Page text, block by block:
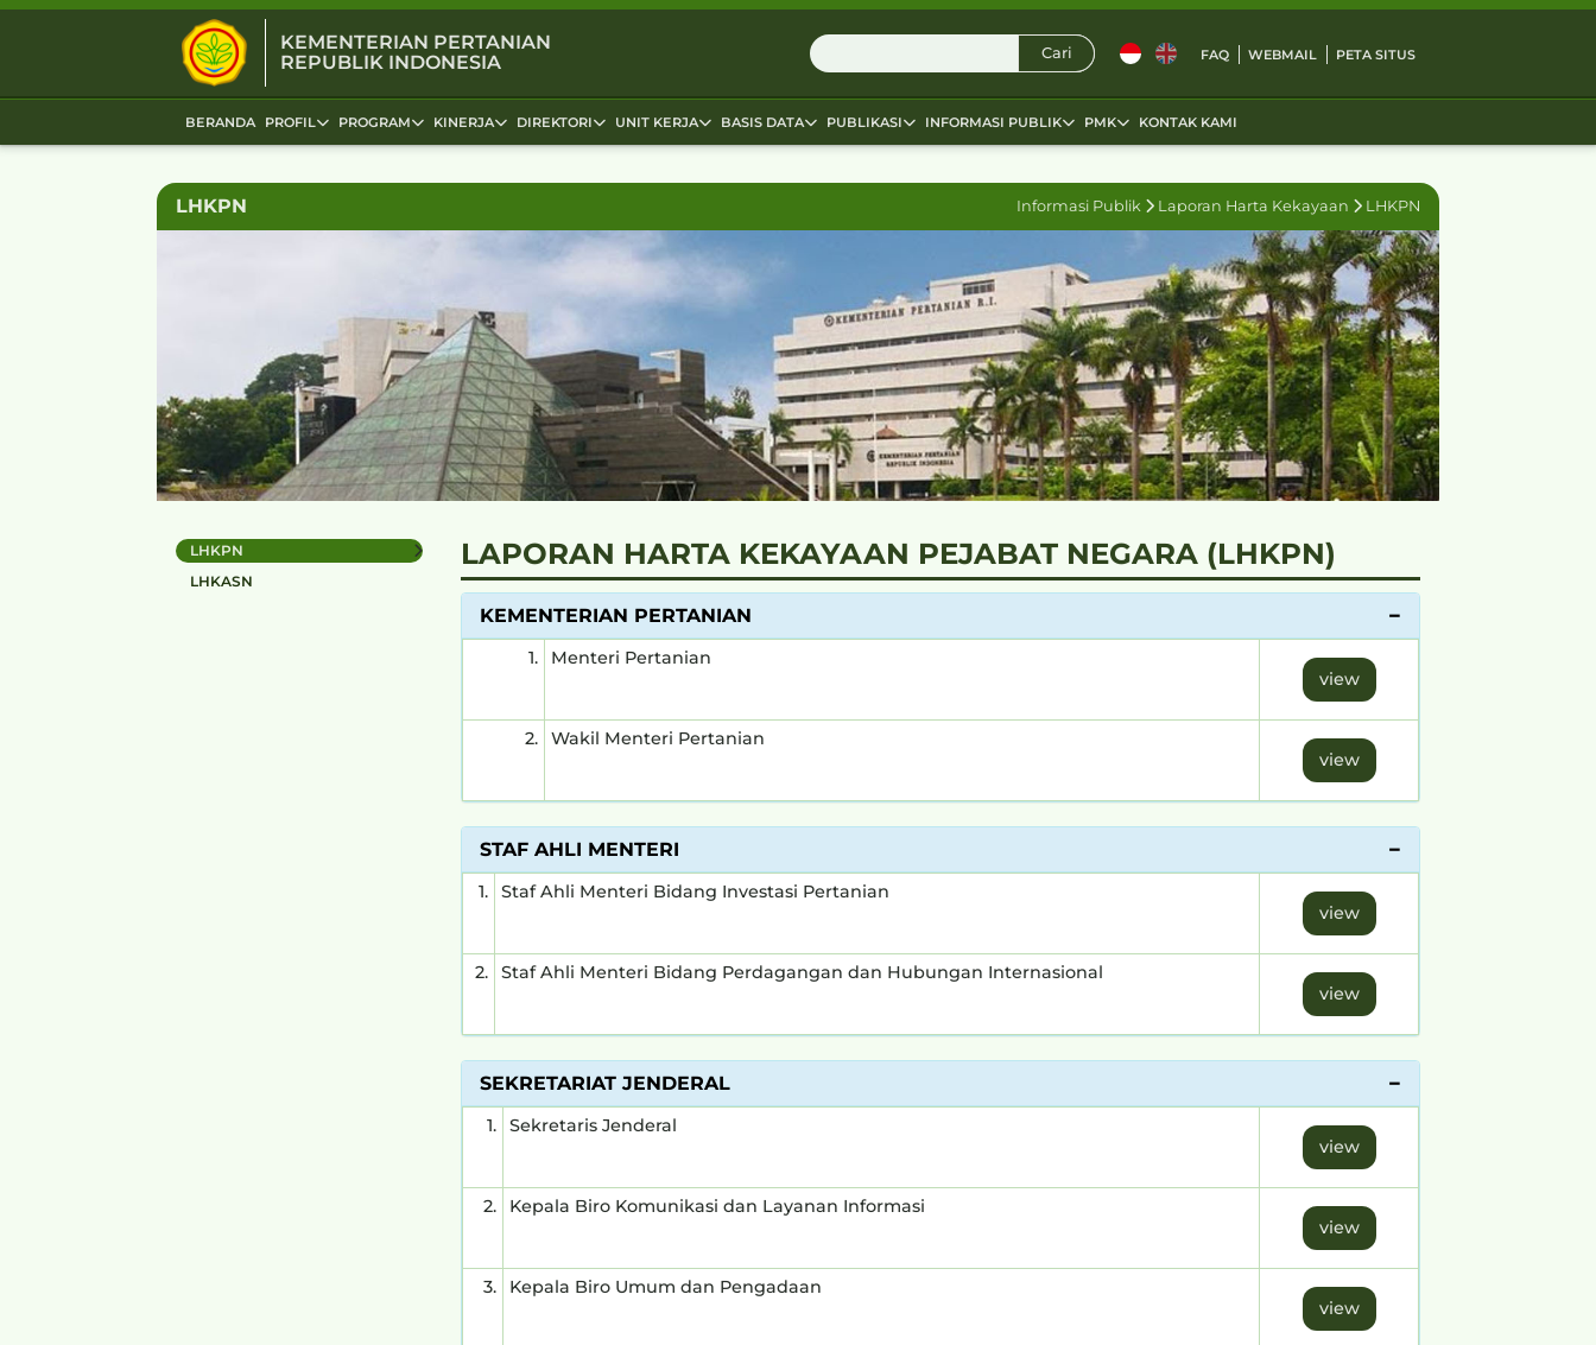
KEMENTERIAN PERTANIAN
REPUBLIK INDONESIA
Cari FAQ WEBMAIL PETA SITUS
BERANDA PROFIL PROGRAM KINERJA DIREKTORI UNIT KERJA BASIS DATA PUBLIKASI INFORMASI PUBLIK PMK KONTAK KAMI
LHKPN Informasi Publik Laporan Harta Kekayaan LHKPN
LHKPN
LHKASN
LAPORAN HARTA KEKAYAAN PEJABAT NEGARA (LHKPN)
KEMENTERIAN PERTANIAN
1.
Menteri Pertanian
view
2.
Wakil Menteri Pertanian
view
STAF AHLI MENTERI
1.
Staf Ahli Menteri Bidang Investasi Pertanian
view
2.
Staf Ahli Menteri Bidang Perdagangan dan Hubungan Internasional
view
SEKRETARIAT JENDERAL
1.
Sekretaris Jenderal
view
2.
Kepala Biro Komunikasi dan Layanan Informasi
view
3.
Kepala Biro Umum dan Pengadaan
view